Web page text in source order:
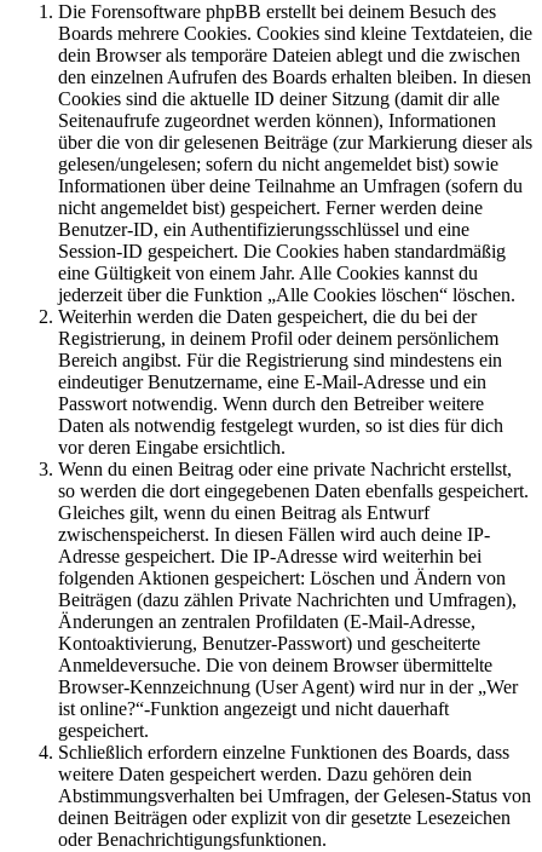
Die Forensoftware phpBB erstellt bei deinem Besuch des
Boards mehrere Cookies. Cookies sind kleine Textdateien, die
dein Browser als temporäre Dateien ablegt und die zwischen
den einzelnen Aufrufen des Boards erhalten bleiben. In diesen
Cookies sind die aktuelle ID deiner Sitzung (damit dir alle
Seitenaufrufe zugeordnet werden können), Informationen
über die von dir gelesenen Beiträge (zur Markierung dieser als
gelesen/ungelesen; sofern du nicht angemeldet bist) sowie
Informationen über deine Teilnahme an Umfragen (sofern du
nicht angemeldet bist) gespeichert. Ferner werden deine
Benutzer-ID, ein Authentifizierungsschlüssel und eine
Session-ID gespeichert. Die Cookies haben standardmäßig
eine Gültigkeit von einem Jahr. Alle Cookies kannst du
jederzeit über die Funktion „Alle Cookies löschen“ löschen.
Weiterhin werden die Daten gespeichert, die du bei der
Registrierung, in deinem Profil oder deinem persönlichem
Bereich angibst. Für die Registrierung sind mindestens ein
eindeutiger Benutzername, eine E-Mail-Adresse und ein
Passwort notwendig. Wenn durch den Betreiber weitere
Daten als notwendig festgelegt wurden, so ist dies für dich
vor deren Eingabe ersichtlich.
Wenn du einen Beitrag oder eine private Nachricht erstellst,
so werden die dort eingegebenen Daten ebenfalls gespeichert.
Gleiches gilt, wenn du einen Beitrag als Entwurf
zwischenspeicherst. In diesen Fällen wird auch deine IP-
Adresse gespeichert. Die IP-Adresse wird weiterhin bei
folgenden Aktionen gespeichert: Löschen und Ändern von
Beiträgen (dazu zählen Private Nachrichten und Umfragen),
Änderungen an zentralen Profildaten (E-Mail-Adresse,
Kontoaktivierung, Benutzer-Passwort) und gescheiterte
Anmeldeversuche. Die von deinem Browser übermittelte
Browser-Kennzeichnung (User Agent) wird nur in der „Wer
ist online?“-Funktion angezeigt und nicht dauerhaft
gespeichert.
Schließlich erfordern einzelne Funktionen des Boards, dass
weitere Daten gespeichert werden. Dazu gehören dein
Abstimmungsverhalten bei Umfragen, der Gelesen-Status von
deinen Beiträgen oder explizit von dir gesetzte Lesezeichen
oder Benachrichtigungsfunktionen.